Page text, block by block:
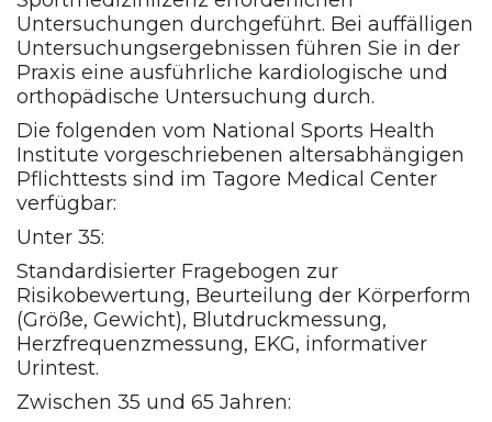
Untersuchungen durchgeführt. Bei auffälligen
Untersuchungsergebnissen führen Sie in der
Praxis eine ausführliche kardiologische und
orthopädische Untersuchung durch.
Die folgenden vom National Sports Health
Institute vorgeschriebenen altersabhängigen
Pflichttests sind im Tagore Medical Center
verfügbar:
Unter 35:
Standardisierter Fragebogen zur
Risikobewertung, Beurteilung der Körperform
(Größe, Gewicht), Blutdruckmessung,
Herzfrequenzmessung, EKG, informativer
Urintest.
Zwischen 35 und 65 Jahren: